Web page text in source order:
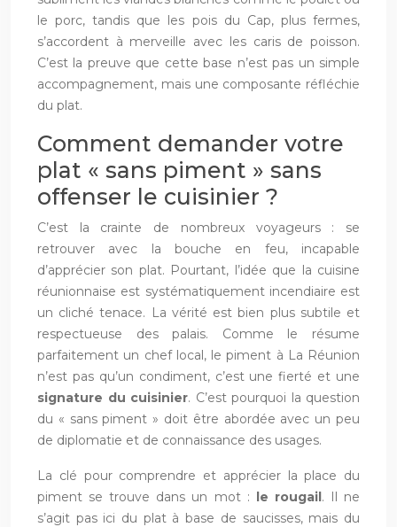
le porc, tandis que les pois du Cap, plus fermes,
s’accordent à merveille avec les caris de poisson.
C’est la preuve que cette base n’est pas un simple
accompagnement, mais une composante réfléchie
du plat.
Comment demander votre
plat « sans piment » sans
offenser le cuisinier ?
C’est la crainte de nombreux voyageurs : se
retrouver avec la bouche en feu, incapable
d’apprécier son plat. Pourtant, l’idée que la cuisine
réunionnaise est systématiquement incendiaire est
un cliché tenace. La vérité est bien plus subtile et
respectueuse des palais. Comme le résume
parfaitement un chef local, le piment à La Réunion
n’est pas qu’un condiment, c’est une fierté et une
signature du cuisinier. C’est pourquoi la question
du « sans piment » doit être abordée avec un peu
de diplomatie et de connaissance des usages.
La clé pour comprendre et apprécier la place du
piment se trouve dans un mot : le rougail. Il ne
s’agit pas ici du plat à base de saucisses, mais du